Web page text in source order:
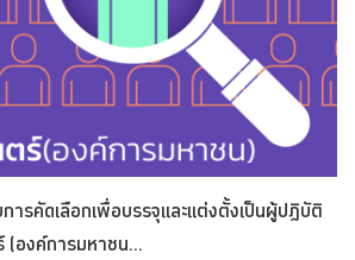
ารคัดเลือกเพื่อบรรจุและแต่งตั้งเป็นผู้ปฏิบัติ
องค์การมหาชน...